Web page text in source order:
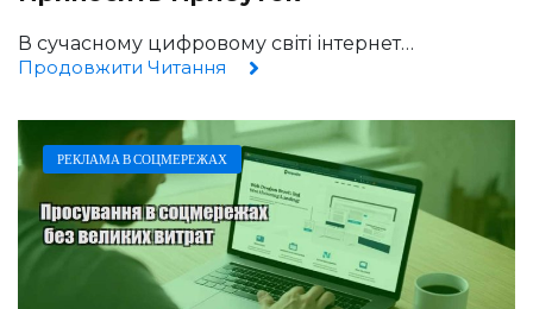
В сучасному цифровому світі інтернет…
Продовжити Читання
РЕКЛАМА В СОЦМЕРЕЖАХ